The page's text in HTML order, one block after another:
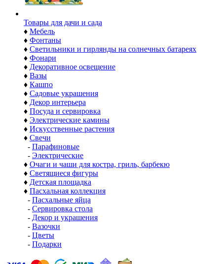
Товары для дачи и сада
♦ Мебель
♦ Фонтаны
♦ Светильники и гирлянды на солнечных батареях
♦ Фонари
♦ Декоративное освещение
♦ Вазы
♦ Кашпо
♦ Садовые украшения
♦ Декор интерьера
♦ Посуда и сервировка
♦ Электрические камины
♦ Искусственные растения
♦ Свечи
- Парафиновые
- Электрические
♦ Очаги и чаши для костра, гриль, барбекю
♦ Светящиеся фигуры
♦ Детская площадка
♦ Пасхальная коллекция
- Пасхальные яйца
- Сервировка стола
- Декор и украшения
- Вазочки
- Цветы
- Подарки